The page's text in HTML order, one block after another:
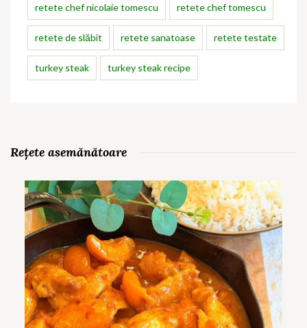
retete chef nicolaie tomescu retete chef tomescu
retete de slăbit retete sanatoase retete testate
turkey steak turkey steak recipe
Rețete asemănătoare